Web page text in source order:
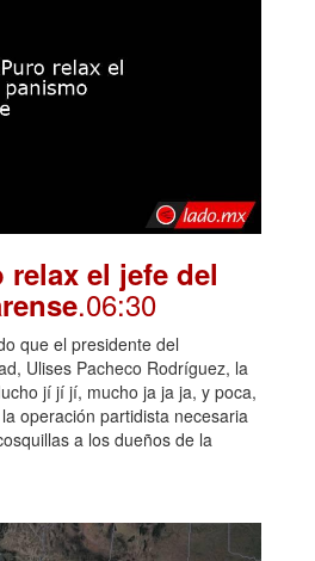
relax el jefe del
.06:30
que el presidente del
Ulises Pacheco Rodríguez, la
jí jí jí, mucho ja ja ja, y poca,
operación partidista necesaria
a los dueños de la